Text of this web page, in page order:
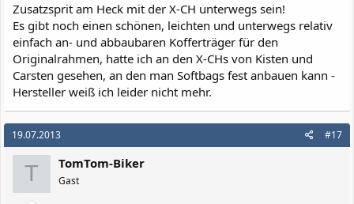
Zusatzsprit am Heck mit der X-CH unterwegs sein!
Es gibt noch einen schönen, leichten und unterwegs relativ
einfach an- und abbaubaren Kofferträger für den
Originalrahmen, hatte ich an den X-CHs von Kisten und
Carsten gesehen, an den man Softbags fest anbauen kann -
Hersteller weiß ich leider nicht mehr.
19.07.2013 #17
T TomTom-Biker
Gast